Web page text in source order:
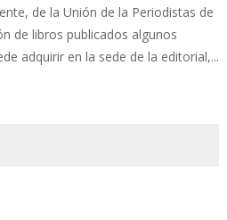
de la Unión de la Periodistas de
de libros publicados algunos
adquirir en la sede de la editorial,...